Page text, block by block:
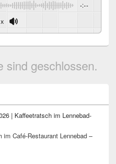
-:--
sind geschlossen.
| Kaffeetratsch im Lennebad-
im Café-Restaurant Lennebad –